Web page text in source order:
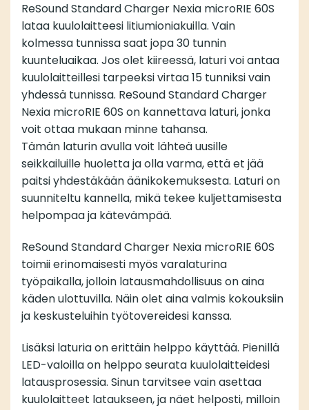
ReSound Standard Charger Nexia microRIE 60S
lataa kuulolaitteesi litiumioniakuilla. Vain
kolmessa tunnissa saat jopa 30 tunnin
kuunteluaikaa. Jos olet kiireessä, laturi voi antaa
kuulolaitteillesi tarpeeksi virtaa 15 tunniksi vain
yhdessä tunnissa. ReSound Standard Charger
Nexia microRIE 60S on kannettava laturi, jonka
voit ottaa mukaan minne tahansa.
Tämän laturin avulla voit lähteä uusille
seikkailuille huoletta ja olla varma, että et jää
paitsi yhdestäkään äänikokemuksesta. Laturi on
suunniteltu kannella, mikä tekee kuljettamisesta
helpompaa ja kätevämpää.
ReSound Standard Charger Nexia microRIE 60S
toimii erinomaisesti myös varalaturina
työpaikalla, jolloin latausmahdollisuus on aina
käden ulottuvilla. Näin olet aina valmis kokouksiin
ja keskusteluihin työtovereidesi kanssa.
Lisäksi laturia on erittäin helppo käyttää. Pienillä
LED-valoilla on helppo seurata kuulolaitteidesi
latausprosessia. Sinun tarvitsee vain asettaa
kuulolaitteet lataukseen, ja näet helposti, milloin